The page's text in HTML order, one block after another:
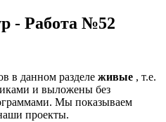
- Работа №52
в данном разделе живые , т.е.
и выложены без
Мы показываем
проекты.